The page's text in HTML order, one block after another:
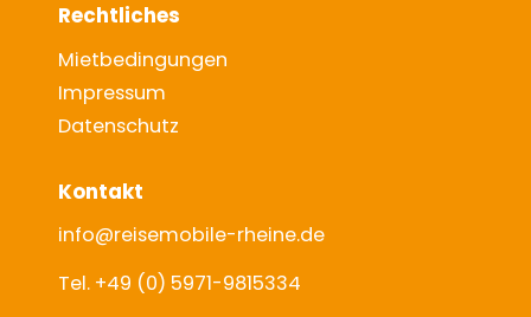
Rechtliches
Mietbedingungen
Impressum
Datenschutz
Kontakt
info@reisemobile-rheine.de
Tel. +49 (0) 5971-9815334